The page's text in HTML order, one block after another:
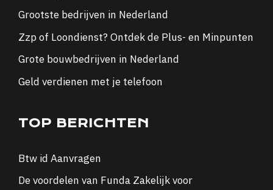
Grootste bedrijven in Nederland
Zzp of Loondienst? Ontdek de Plus- en Minpunten
Grote bouwbedrijven in Nederland
Geld verdienen met je telefoon
TOP BERICHTEN
Btw id Aanvragen
De voordelen van Funda Zakelijk voor